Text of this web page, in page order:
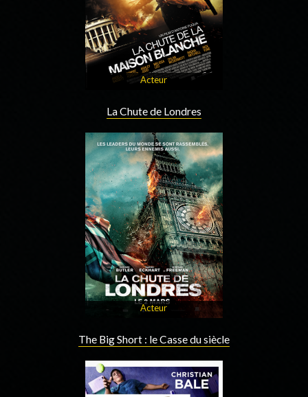
Acteur
La Chute de Londres
Acteur
The Big Short : le Casse du siècle